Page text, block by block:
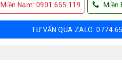
Miền Nam: 0901.655.119 Miền
TƯ VẤN QUA ZALO: